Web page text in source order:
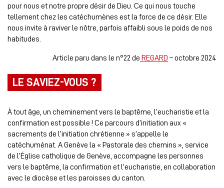
pour nous et notre propre désir de Dieu. Ce qui nous touche
tellement chez les catéchumènes est la force de ce désir. Elle
nous invite à raviver le nôtre, parfois affaibli sous le poids de nos
habitudes.
Article paru dans le n°22 de REGARD – octobre 2024
LE SAVIEZ-VOUS ?
À tout âge, un cheminement vers le baptême, l’eucharistie et la
confirmation est possible ! Ce parcours d’initiation aux «
sacrements de l’initiation chrétienne » s’appelle le
catéchuménat. A Genève la « Pastorale des chemins », service
de l’Église catholique de Genève, accompagne les personnes
vers le baptême, la confirmation et l’eucharistie, en collaboration
avec le diocèse et les paroisses du canton.